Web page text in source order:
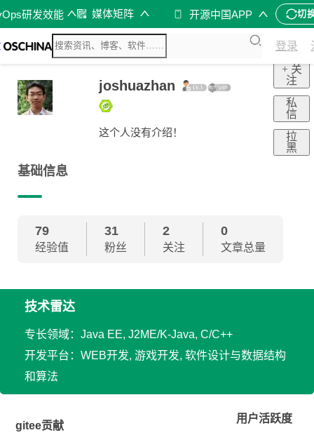
研发效能 媒体矩阵 开源中国APP 切
登录
joshuazhan
这个人没有介绍！
+ 关
注
私
信
拉
黑
基础信息
79
经验值
31
粉丝
2
关注
0
文章总量
技术雷达
专长领域：Java EE, J2ME/K-Java, C/C++
开发平台：WEB开发, 游戏开发, 软件设计与数据结构
和算法
gitee贡献
用户活跃度